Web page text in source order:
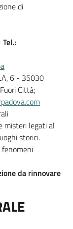
di
Tel.:
6 - 35030
Fuori Città;
misteri legati al
storici.
fenomeni
da rinnovare